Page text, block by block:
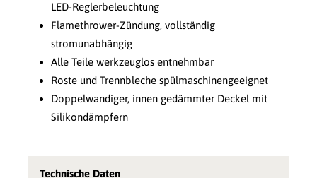
LED-Reglerbeleuchtung
Flamethrower-Zündung, vollständig
stromunabhängig
Alle Teile werkzeuglos entnehmbar
Roste und Trennbleche spülmaschinengeeignet
Doppelwandiger, innen gedämmter Deckel mit
Silikondämpfern
Technische Daten